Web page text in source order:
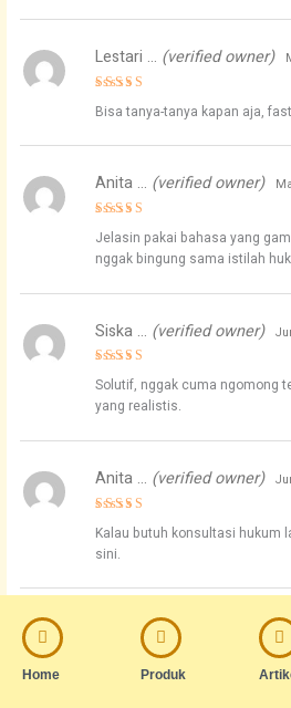
out of 5
Lestari … (verified owner)
Bisa tanya-tanya kapan aja,
Rated
out of 5
Anita … (verified owner)
Jelasin pakai bahasa yang
nggak bingung sama istilah
Rated
out of 5
Siska … (verified owner)
Solutif, nggak cuma ngomong
yang realistis.
out of 5
Anita … (verified owner)
Kalau butuh konsultasi hukum
sini.
Rated5
out of 5
Rizky …(verified owner)
Konsultasi bisa via
Home Produk